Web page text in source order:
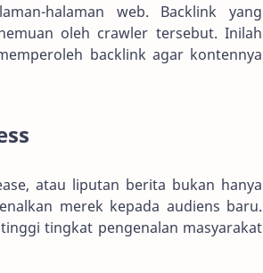
halaman web. Backlink yang
oleh crawler tersebut. Inilah
backlink agar kontennya
atau liputan berita bukan hanya
merek kepada audiens baru.
tingkat pengenalan masyarakat